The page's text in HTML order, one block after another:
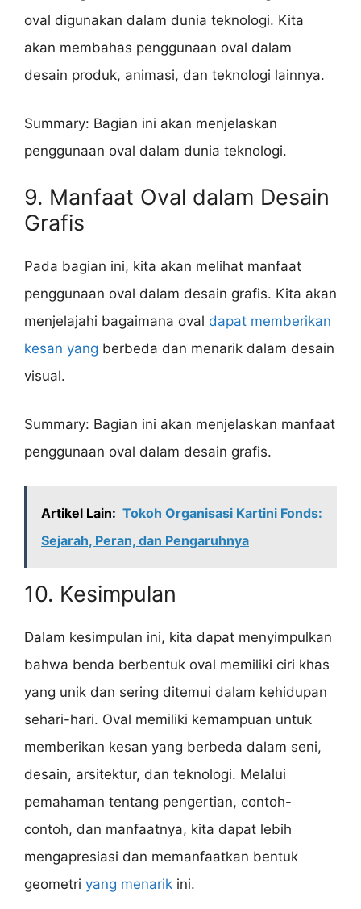
oval digunakan dalam dunia teknologi. Kita
akan membahas penggunaan oval dalam
desain produk, animasi, dan teknologi lainnya.
Summary: Bagian ini akan menjelaskan
penggunaan oval dalam dunia teknologi.
9. Manfaat Oval dalam Desain
Grafis
Pada bagian ini, kita akan melihat manfaat
penggunaan oval dalam desain grafis. Kita akan
menjelajahi bagaimana oval dapat memberikan
kesan yang berbeda dan menarik dalam desain
visual.
Summary: Bagian ini akan menjelaskan manfaat
penggunaan oval dalam desain grafis.
Artikel Lain: Tokoh Organisasi Kartini Fonds:
Sejarah, Peran, dan Pengaruhnya
10. Kesimpulan
Dalam kesimpulan ini, kita dapat menyimpulkan
bahwa benda berbentuk oval memiliki ciri khas
yang unik dan sering ditemui dalam kehidupan
sehari-hari. Oval memiliki kemampuan untuk
memberikan kesan yang berbeda dalam seni,
desain, arsitektur, dan teknologi. Melalui
pemahaman tentang pengertian, contoh-
contoh, dan manfaatnya, kita dapat lebih
mengapresiasi dan memanfaatkan bentuk
geometri yang menarik ini.